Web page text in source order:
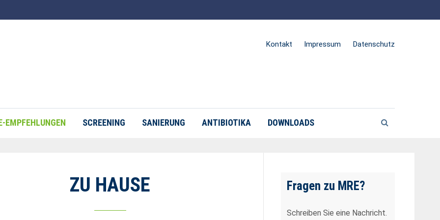
EMPFEHLUNGEN SCREENING SANIERUNG ANTIBIOTIKA DOWNLOADS
Kontakt Impressum Datenschutz
ZU HAUSE Fragen zu MRE?
Schreiben Sie eine Nachricht.